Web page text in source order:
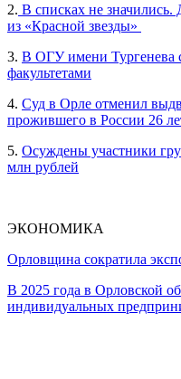
2. В списках не
из «Красной звезды»
3. В ОГУ имени Тургенева
факультетами
4. Суд в Орле отменил
прожившего в России 26
5. Осуждены участники
млн рублей
ЭКОНОМИКА
Орловщина сократила
В 2025 года в Орловской
индивидуальных